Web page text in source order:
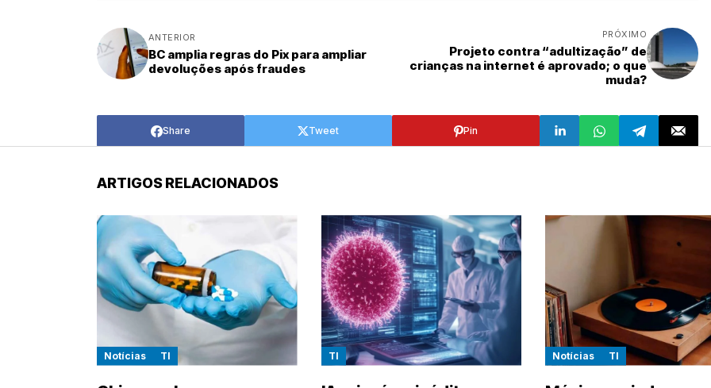
ANTERIOR
BC amplia regras do Pix para ampliar
devoluções após fraudes
PRÓXIMO
Projeto contra “adultização” de
crianças na internet é aprovado; o que
muda?
Share Tweet Pin
ARTIGOS RELACIONADOS
Notícias TI TI Notícias TI